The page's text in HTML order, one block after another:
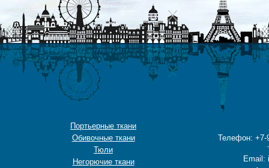
Портьерные ткани
Обивочные ткани
Тюли
Негорючие ткани
Телефон: +7-
Email: